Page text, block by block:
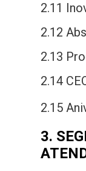
2.11
2.12
2.13
2.14
2.15
3.